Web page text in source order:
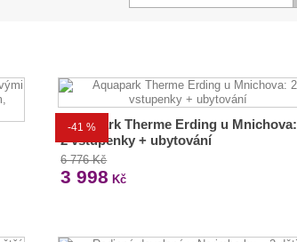
-41 %
Aquapark Therme Erding u Mnichova:
2 vstupenky + ubytování
6 776 Kč
3 998 Kč